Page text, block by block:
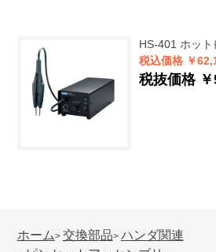
HS-401 ホット
税込価格 ￥
税抜価格
ホーム> 交換部品> ハンダ関連